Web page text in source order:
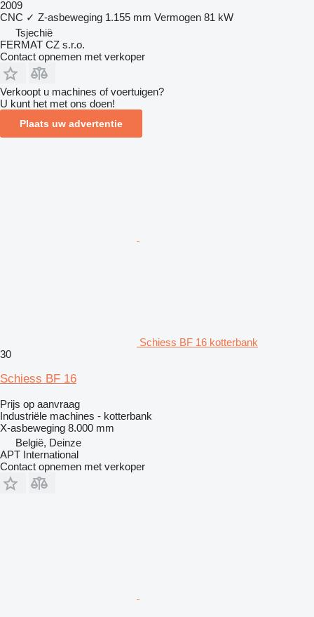
2009
CNC ✓ Z-asbeweging 1.155 mm Vermogen 81 kW
Tsjechië
FERMAT CZ s.r.o.
Contact opnemen met verkoper
Verkoopt u machines of voertuigen?
U kunt het met ons doen!
Plaats uw advertentie
Schiess BF 16 kotterbank
30
Schiess BF 16
Prijs op aanvraag
Industriële machines - kotterbank
X-asbeweging 8.000 mm
België, Deinze
APT International
Contact opnemen met verkoper